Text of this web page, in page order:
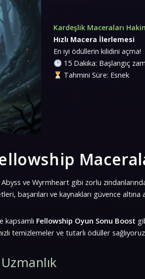
Kardeşlik Maceraları
Hızlı Macera İlerlemesi
En iyi ödüllerin kilidini açma!
15 Dakika: Başlangıç
Tahmini Süre: Esnek
Abyss ve Wyrmheart gibi zorlu
başarıları ve kaynakları güvence altına
kapsamlı Fellowship Oyun Sonu Boost
temizlemeler ve tutarlı ödüller